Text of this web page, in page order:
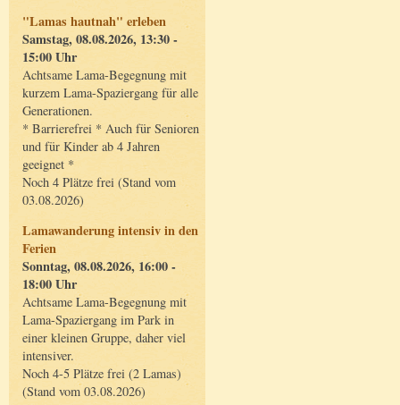
"Lamas hautnah" erleben
Samstag, 08.08.2026, 13:30 -
15:00 Uhr
Achtsame Lama-Begegnung mit
kurzem Lama-Spaziergang für alle
Generationen.
* Barrierefrei * Auch für Senioren
und für Kinder ab 4 Jahren
geeignet *
Noch 4 Plätze frei (Stand vom
03.08.2026)
Lamawanderung intensiv in den
Ferien
Sonntag, 08.08.2026, 16:00 -
18:00 Uhr
Achtsame Lama-Begegnung mit
Lama-Spaziergang im Park in
einer kleinen Gruppe, daher viel
intensiver.
Noch 4-5 Plätze frei (2 Lamas)
(Stand vom 03.08.2026)